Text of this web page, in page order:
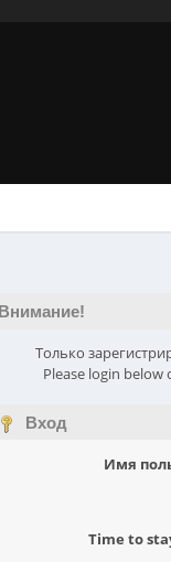
Внимание!
Только
Please login below
Вход
Имя
Time to